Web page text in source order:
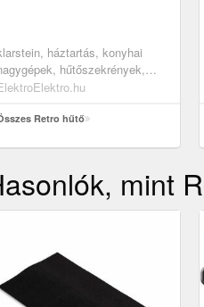
háztartás, konyhai
hűtőszekrények,
hűtők
Retro hűtő
mint